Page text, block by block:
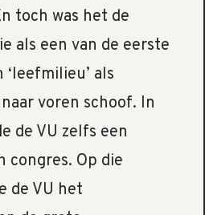
toch was het de
als een van de eerste
als
voren schoof. In
de VU zelfs een
congres. Op die
de VU het